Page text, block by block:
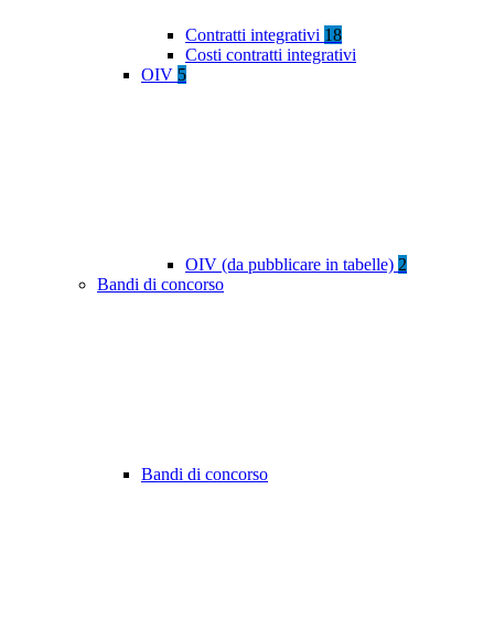
Contratti integrativi 18
Costi contratti integrativi
OIV 5
OIV (da pubblicare in tabelle) 2
Bandi di concorso
Bandi di concorso